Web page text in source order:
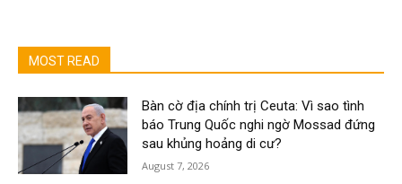
MOST READ
Bàn cờ địa chính trị Ceuta: Vì sao tình
báo Trung Quốc nghi ngờ Mossad đứng
sau khủng hoảng di cư?
August 7, 2026